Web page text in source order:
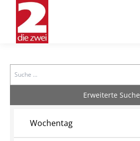
Search
Erweiterte Suche
Wochentag